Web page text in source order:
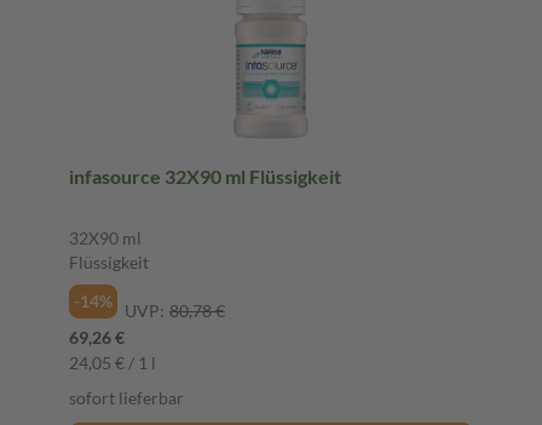
infasource 32X90 ml Flüssigkeit
32X90 ml
Flüssigkeit
-14%
UVP: 80,78 €
69,26 €
24,05 € / 1 l
sofort lieferbar